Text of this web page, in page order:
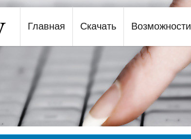
NeoSpy
Главная Скачать Возможности